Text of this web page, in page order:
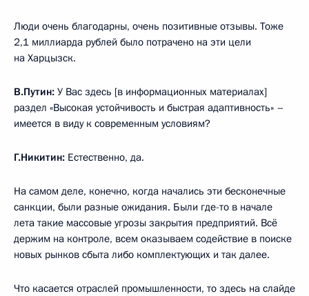
Люди очень благодарны, очень позитивные отзывы. Тоже
2,1 миллиарда рублей было потрачено на эти цели
на Харцызск.
В.Путин: У Вас здесь [в информационных материалах]
раздел «Высокая устойчивость и быстрая адаптивность» –
имеется в виду к современным условиям?
Г.Никитин: Естественно, да.
На самом деле, конечно, когда начались эти бесконечные
санкции, были разные ожидания. Были где-то в начале
лета такие массовые угрозы закрытия предприятий. Всё
держим на контроле, всем оказываем содействие в поиске
новых рынков сбыта либо комплектующих и так далее.
Что касается отраслей промышленности, то здесь на слайде